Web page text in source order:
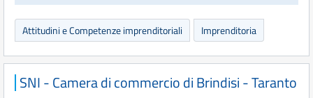
Attitudini e Competenze imprenditoriali Imprenditoria
SNI - Camera di commercio di Brindisi - Taranto